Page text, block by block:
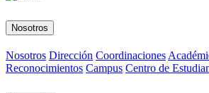
Nosotros
Nosotros Dirección Coordinaciones
Reconocimientos Campus Centro de